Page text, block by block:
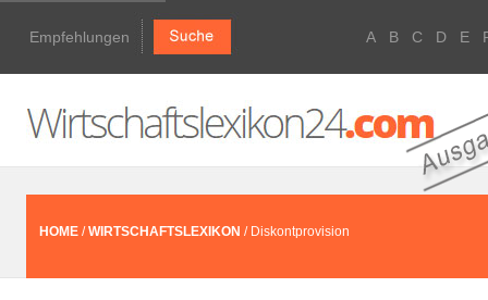
Empfehlungen A B C D E
HOME /WIRTSCHAFTSLEXIKON / Diskontprovision